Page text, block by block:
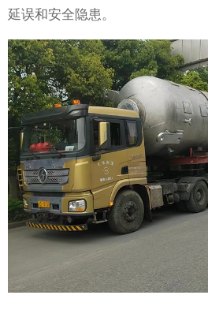
延误和安全隐患。